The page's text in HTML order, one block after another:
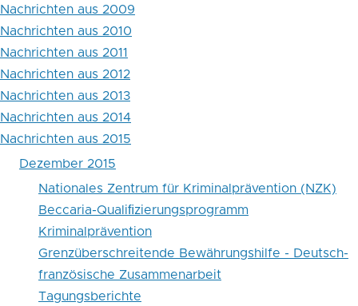
Nachrichten aus 2009
Nachrichten aus 2010
Nachrichten aus 2011
Nachrichten aus 2012
Nachrichten aus 2013
Nachrichten aus 2014
Nachrichten aus 2015
Dezember 2015
Nationales Zentrum für Kriminalprävention (NZK)
Beccaria-Qualiﬁzierungsprogramm
Kriminalprävention
Grenzüberschreitende Bewährungshilfe - Deutsch-
französische Zusammenarbeit
Tagungsberichte